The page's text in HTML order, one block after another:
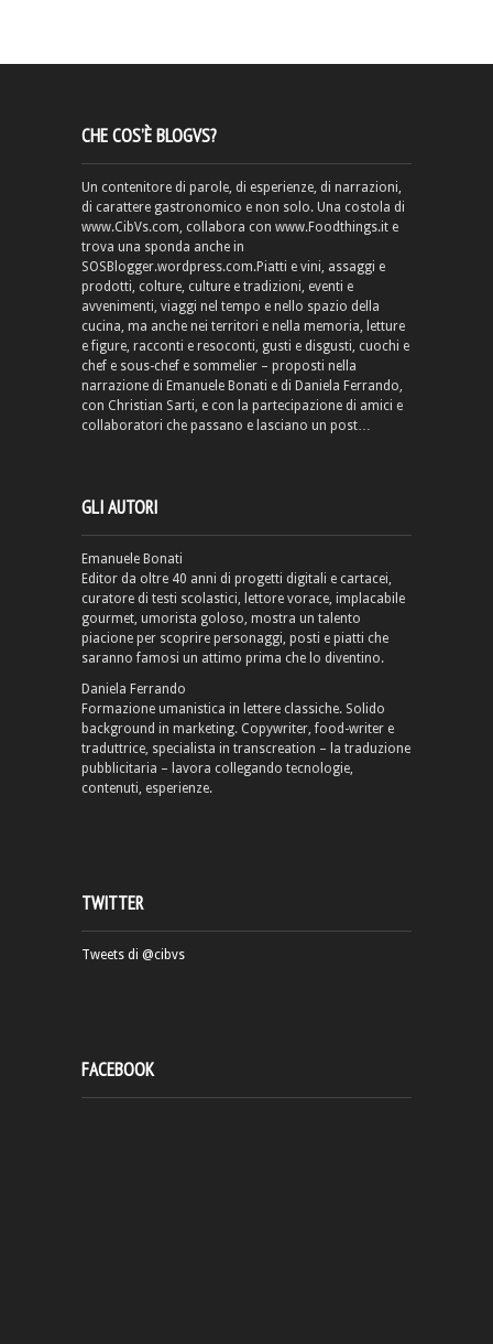
CHE COS’È BLOGVS?
Un contenitore di parole, di esperienze, di narrazioni,
di carattere gastronomico e non solo. Una costola di
www.CibVs.com, collabora con www.Foodthings.it e
trova una sponda anche in
SOSBlogger.wordpress.com.Piatti e vini, assaggi e
prodotti, colture, culture e tradizioni, eventi e
avvenimenti, viaggi nel tempo e nello spazio della
cucina, ma anche nei territori e nella memoria, letture
e figure, racconti e resoconti, gusti e disgusti, cuochi e
chef e sous-chef e sommelier – proposti nella
narrazione di Emanuele Bonati e di Daniela Ferrando,
con Christian Sarti, e con la partecipazione di amici e
collaboratori che passano e lasciano un post…
GLI AUTORI
Emanuele Bonati
Editor da oltre 40 anni di progetti digitali e cartacei,
curatore di testi scolastici, lettore vorace, implacabile
gourmet, umorista goloso, mostra un talento
piacione per scoprire personaggi, posti e piatti che
saranno famosi un attimo prima che lo diventino.
Daniela Ferrando
Formazione umanistica in lettere classiche. Solido
background in marketing. Copywriter, food-writer e
traduttrice, specialista in transcreation – la traduzione
pubblicitaria – lavora collegando tecnologie,
contenuti, esperienze.
TWITTER
Tweets di @cibvs
FACEBOOK